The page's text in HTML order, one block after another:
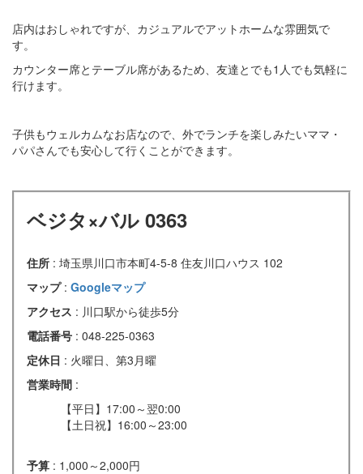
店内はおしゃれですが、カジュアルでアットホームな雰囲気で
す。
カウンター席とテーブル席があるため、友達とでも1人でも気軽に
行けます。
子供もウェルカムなお店なので、外でランチを楽しみたいママ・
パパさんでも安心して行くことができます。
ベジタ×バル 0363
住所 : 埼玉県川口市本町4-5-8 住友川口ハウス 102
マップ : Googleマップ
アクセス : 川口駅から徒歩5分
電話番号 : 048-225-0363
定休日 : 火曜日、第3月曜
営業時間 :
【平日】17:00～翌0:00
【土日祝】16:00～23:00
予算 : 1,000～2,000円